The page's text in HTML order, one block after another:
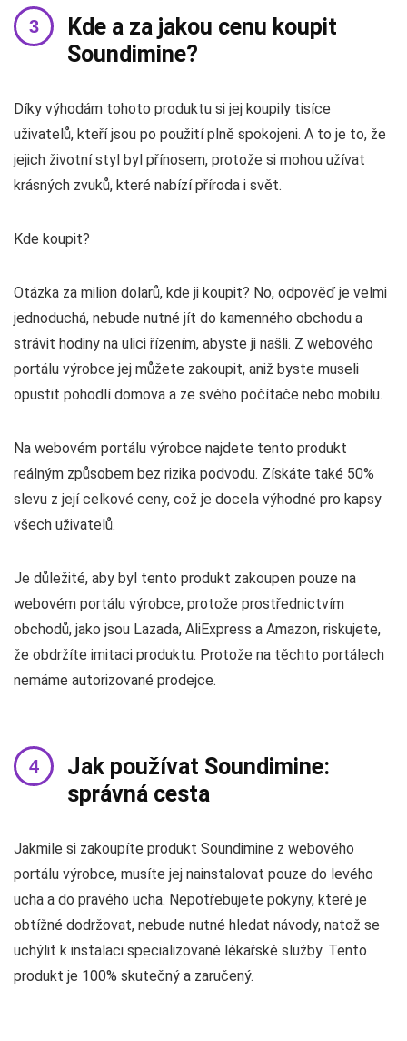
Kde a za jakou cenu koupit
Soundimine?
Díky výhodám tohoto produktu si jej koupily tisíce
uživatelů, kteří jsou po použití plně spokojeni. A to je to, že
jejich životní styl byl přínosem, protože si mohou užívat
krásných zvuků, které nabízí příroda i svět.
Kde koupit?
Otázka za milion dolarů, kde ji koupit? No, odpověď je velmi
jednoduchá, nebude nutné jít do kamenného obchodu a
strávit hodiny na ulici řízením, abyste ji našli. Z webového
portálu výrobce jej můžete zakoupit, aniž byste museli
opustit pohodlí domova a ze svého počítače nebo mobilu.
Na webovém portálu výrobce najdete tento produkt
reálným způsobem bez rizika podvodu. Získáte také 50%
slevu z její celkové ceny, což je docela výhodné pro kapsy
všech uživatelů.
Je důležité, aby byl tento produkt zakoupen pouze na
webovém portálu výrobce, protože prostřednictvím
obchodů, jako jsou Lazada, AliExpress a Amazon, riskujete,
že obdržíte imitaci produktu. Protože na těchto portálech
nemáme autorizované prodejce.
Jak používat Soundimine:
správná cesta
Jakmile si zakoupíte produkt Soundimine z webového
portálu výrobce, musíte jej nainstalovat pouze do levého
ucha a do pravého ucha. Nepotřebujete pokyny, které je
obtížné dodržovat, nebude nutné hledat návody, natož se
uchýlit k instalaci specializované lékařské služby. Tento
produkt je 100% skutečný a zaručený.